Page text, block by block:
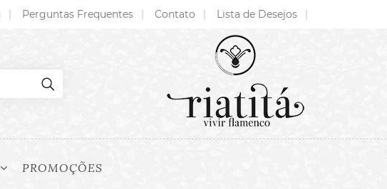
Perguntas Frequentes Contato Lista de Desejos
PROMOÇÕES